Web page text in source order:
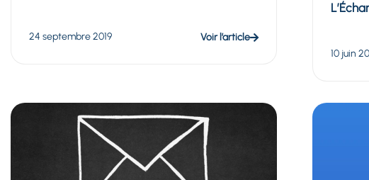
24 septembre 2019 Voir l’article
10 juin